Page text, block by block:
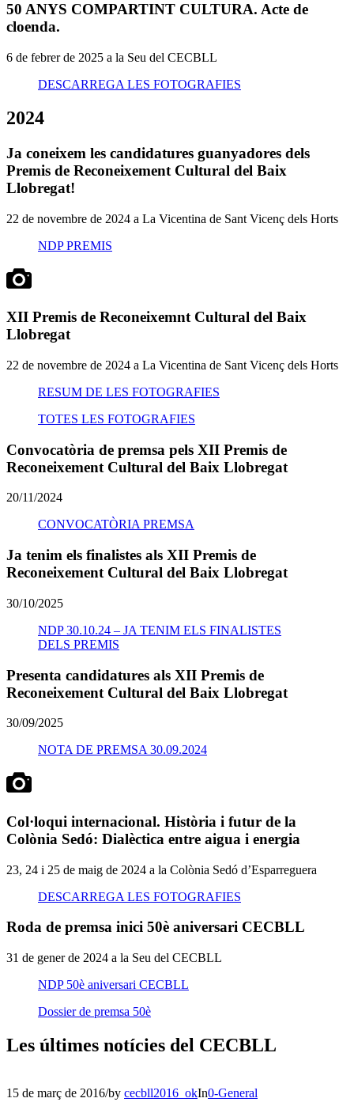
50 ANYS COMPARTINT CULTURA. Acte de
cloenda.
6 de febrer de 2025 a la Seu del CECBLL
DESCARREGA LES FOTOGRAFIES
2024
Ja coneixem les candidatures guanyadores dels
Premis de Reconeixement Cultural del Baix
Llobregat!
22 de novembre de 2024 a La Vicentina de Sant Vicenç dels Horts
NDP PREMIS
XII Premis de Reconeixemnt Cultural del Baix
Llobregat
22 de novembre de 2024 a La Vicentina de Sant Vicenç dels Horts
RESUM DE LES FOTOGRAFIES
TOTES LES FOTOGRAFIES
Convocatòria de premsa pels XII Premis de
Reconeixement Cultural del Baix Llobregat
20/11/2024
CONVOCATÒRIA PREMSA
Ja tenim els finalistes als XII Premis de
Reconeixement Cultural del Baix Llobregat
30/10/2025
NDP 30.10.24 – JA TENIM ELS FINALISTES
DELS PREMIS
Presenta candidatures als XII Premis de
Reconeixement Cultural del Baix Llobregat
30/09/2025
NOTA DE PREMSA 30.09.2024
Col·loqui internacional. Història i futur de la
Colònia Sedó: Dialèctica entre aigua i energia
23, 24 i 25 de maig de 2024 a la Colònia Sedó d’Esparreguera
DESCARREGA LES FOTOGRAFIES
Roda de premsa inici 50è aniversari CECBLL
31 de gener de 2024 a la Seu del CECBLL
NDP 50è aniversari CECBLL
Dossier de premsa 50è
Les últimes notícies del CECBLL
15 de març de 2016/by cecbll2016_okIn0-General